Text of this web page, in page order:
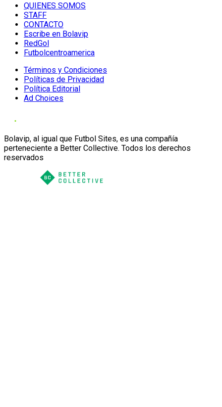
QUIENES SOMOS
STAFF
CONTACTO
Escribe en Bolavip
RedGol
Futbolcentroamerica
Términos y Condiciones
Políticas de Privacidad
Política Editorial
Ad Choices
Bolavip, al igual que Futbol Sites, es una compañía
perteneciente a Better Collective. Todos los derechos
reservados